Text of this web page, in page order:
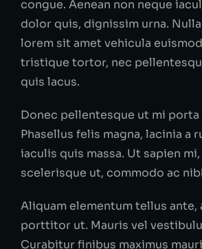
congue. Aenean non neque
dolor quis, dignissim urna.
lorem sit amet vehicula
tristique tortor, nec
quis lacus.
Donec pellentesque ut mi porta
Phasellus felis magna, lacinia a
iaculis quis massa. Ut sapien
scelerisque ut, commodo ac
Aliquam elementum tellus ante,
porttitor ut. Mauris vel
Curabitur finibus maximus